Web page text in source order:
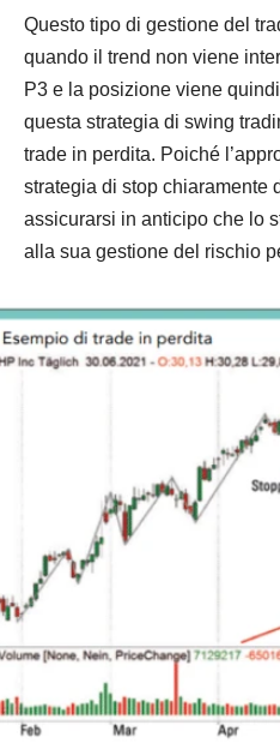
Questo tipo di gestione del
quando il trend non viene
P3 e la posizione viene
questa strategia di swing
trade in perdita. Poiché
strategia di stop chiaramente
assicurarsi in anticipo che lo
alla sua gestione del rischio